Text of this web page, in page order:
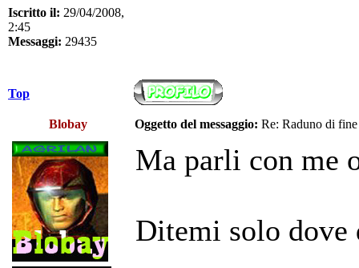
Iscritto il: 29/04/2008,
2:45
Messaggi: 29435
Top
Blobay Oggetto del messaggio: Re: Raduno di
Ma parli con me
Ditemi solo dove